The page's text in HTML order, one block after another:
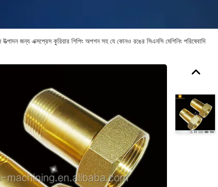
জন্য এক্সপ্রেস কুরিয়ার শিপিং অপশন সহ যে কোনও রঙের সিএনসি মেশিনিং পরিষেবাদি